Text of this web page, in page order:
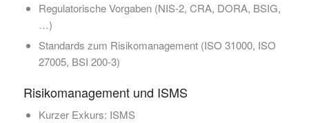
Regulatorische Vorgaben (NIS-2, CRA, DORA, BSIG,
…)
Standards zum Risikomanagement (ISO 31000, ISO
27005, BSI 200-3)
Risikomanagement und ISMS
Kurzer Exkurs: ISMS